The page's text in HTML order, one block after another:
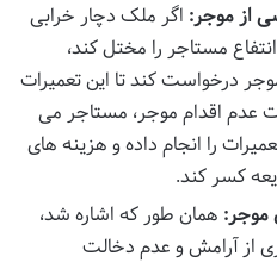
از موجر: اگر ملک دچار خرابی
مستاجر را مختل کند،
درخواست کند تا این تعمیرات
عدم اقدام موجر، مستاجر می
را انجام داده و هزینه های
کسر کند.
موجر: همان طور که اشاره شد،
از آرامش و عدم دخالت